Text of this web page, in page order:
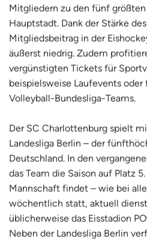
Mitgliedern zu den fünf
Hauptstadt. Dank der Stärke
Mitgliedsbeitrag in der
äußerst niedrig. Zudem
vergünstigten Tickets für
beispielsweise Laufevents oder
Volleyball-Bundesliga-Teams.
Der SC Charlottenburg spielt
Landesliga Berlin – der
Deutschland. In den
das Team die Saison auf Platz
Mannschaft findet – wie bei
wöchentlich statt, aktuell
üblicherweise das Eisstadion
Neben der Landesliga Berlin